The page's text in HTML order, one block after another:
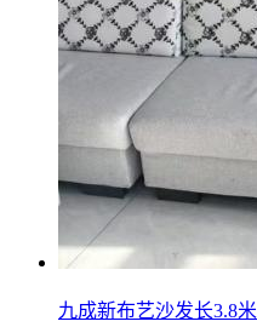
九成新布艺沙发长3.8米